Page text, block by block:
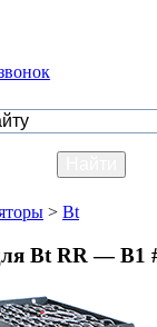
> Bt
Bt RR — B1